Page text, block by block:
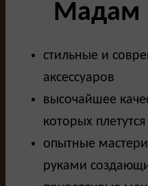
Мадам
стильные и
аксессуаров
высочайшее
которых
опытные
руками